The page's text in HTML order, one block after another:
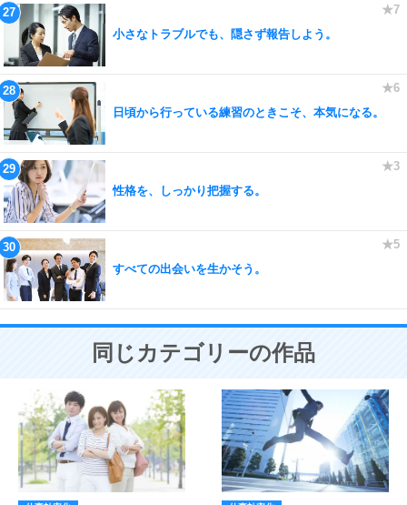
小さなトラブルでも、隠さず報告しよう。
日頃から行っている練習のときこそ、本気になる。
性格を、しっかり把握する。
すべての出会いを生かそう。
同じカテゴリーの作品